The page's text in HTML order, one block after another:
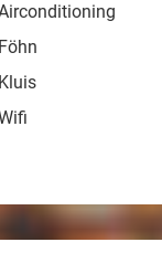
Föhn
Kluis